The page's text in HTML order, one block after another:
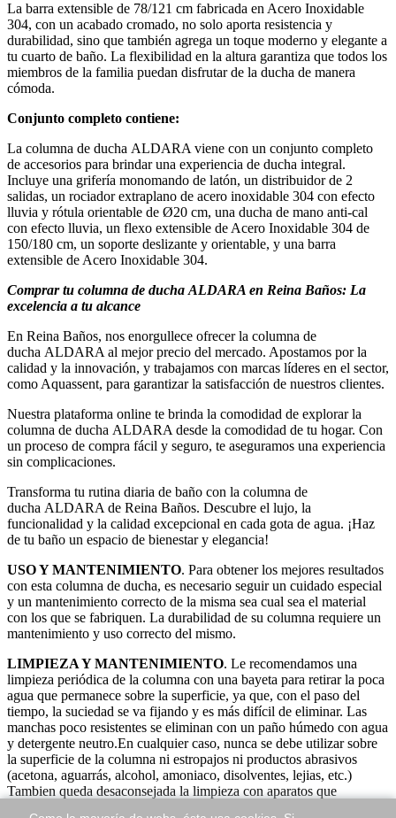
La barra extensible de 78/121 cm fabricada en Acero Inoxidable
304, con un acabado cromado, no solo aporta resistencia y
durabilidad, sino que también agrega un toque moderno y elegante a
tu cuarto de baño. La flexibilidad en la altura garantiza que todos los
miembros de la familia puedan disfrutar de la ducha de manera
cómoda.
Conjunto completo contiene:
La columna de ducha ALDARA viene con un conjunto completo
de accesorios para brindar una experiencia de ducha integral.
Incluye una grifería monomando de latón, un distribuidor de 2
salidas, un rociador extraplano de acero inoxidable 304 con efecto
lluvia y rótula orientable de Ø20 cm, una ducha de mano anti-cal
con efecto lluvia, un flexo extensible de Acero Inoxidable 304 de
150/180 cm, un soporte deslizante y orientable, y una barra
extensible de Acero Inoxidable 304.
Comprar tu columna de ducha ALDARA en Reina Baños: La
excelencia a tu alcance
En Reina Baños, nos enorgullece ofrecer la columna de
ducha ALDARA al mejor precio del mercado. Apostamos por la
calidad y la innovación, y trabajamos con marcas líderes en el sector,
como Aquassent, para garantizar la satisfacción de nuestros clientes.
Nuestra plataforma online te brinda la comodidad de explorar la
columna de ducha ALDARA desde la comodidad de tu hogar. Con
un proceso de compra fácil y seguro, te aseguramos una experiencia
sin complicaciones.
Transforma tu rutina diaria de baño con la columna de
ducha ALDARA de Reina Baños. Descubre el lujo, la
funcionalidad y la calidad excepcional en cada gota de agua. ¡Haz
de tu baño un espacio de bienestar y elegancia!
USO Y MANTENIMIENTO. Para obtener los mejores resultados
con esta columna de ducha, es necesario seguir un cuidado especial
y un mantenimiento correcto de la misma sea cual sea el material
con los que se fabriquen. La durabilidad de su columna requiere un
mantenimiento y uso correcto del mismo.
LIMPIEZA Y MANTENIMIENTO. Le recomendamos una
limpieza periódica de la columna con una bayeta para retirar la poca
agua que permanece sobre la superficie, ya que, con el paso del
tiempo, la suciedad se va fijando y es más difícil de eliminar. Las
manchas poco resistentes se eliminan con un paño húmedo con agua
y detergente neutro.En cualquier caso, nunca se debe utilizar sobre
la superficie de la columna ni estropajos ni productos abrasivos
(acetona, aguarrás, alcohol, amoniaco, disolventes, lejias, etc.)
Tambien queda desaconsejada la limpieza con aparatos que